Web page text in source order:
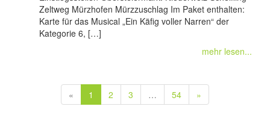
Zeltweg Mürzhofen Mürzzuschlag Im Paket enthalten:
Karte für das Musical „Ein Käfig voller Narren“ der
Kategorie 6, […]
mehr lesen...
« 1 2 3 … 54 »